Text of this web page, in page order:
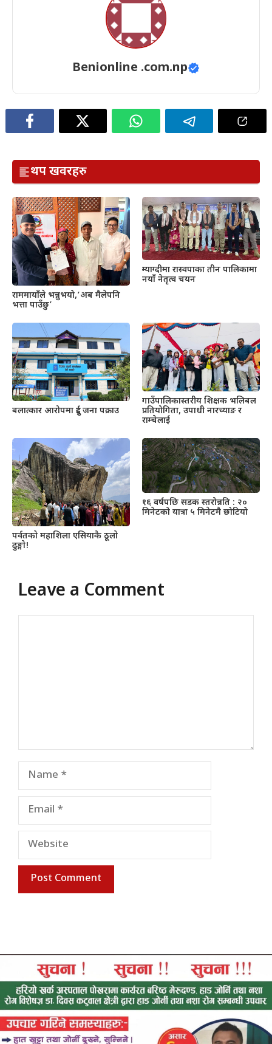
Benionline .com.np
थप खवरहरु
राममायाँले भन्नुभयो,’अब मैलेपनि
भत्ता पाउँछु’
म्याग्दीमा रास्वपाका तीन पालिकामा
नयाँ नेतृत्व चयन
बलात्कार आरोपमा दुई जना पक्राउ
गाउँपालिकास्तरीय शिक्षक भलिबल
प्रतियोगिता, उपाधी नारच्याङ र
राम्चेलाई
पर्वतकाे महाशिला एसियाकै ठूलाे
ढुङ्गाे!
१६ वर्षपछि सडक स्तरोन्नति : २०
मिनेटको यात्रा ५ मिनेटमै छोटियो
Leave a Comment
Name
Email
Website